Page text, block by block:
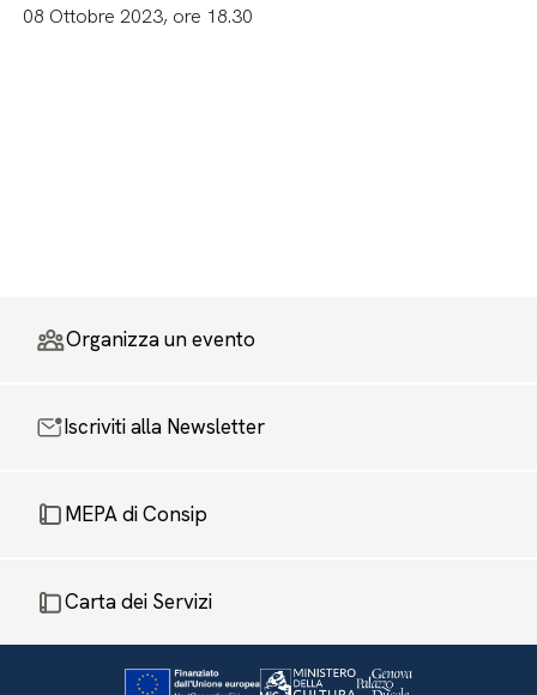
08 Ottobre 2023, ore 18.30
Organizza un evento
Iscriviti alla Newsletter
MEPA di Consip
Carta dei Servizi